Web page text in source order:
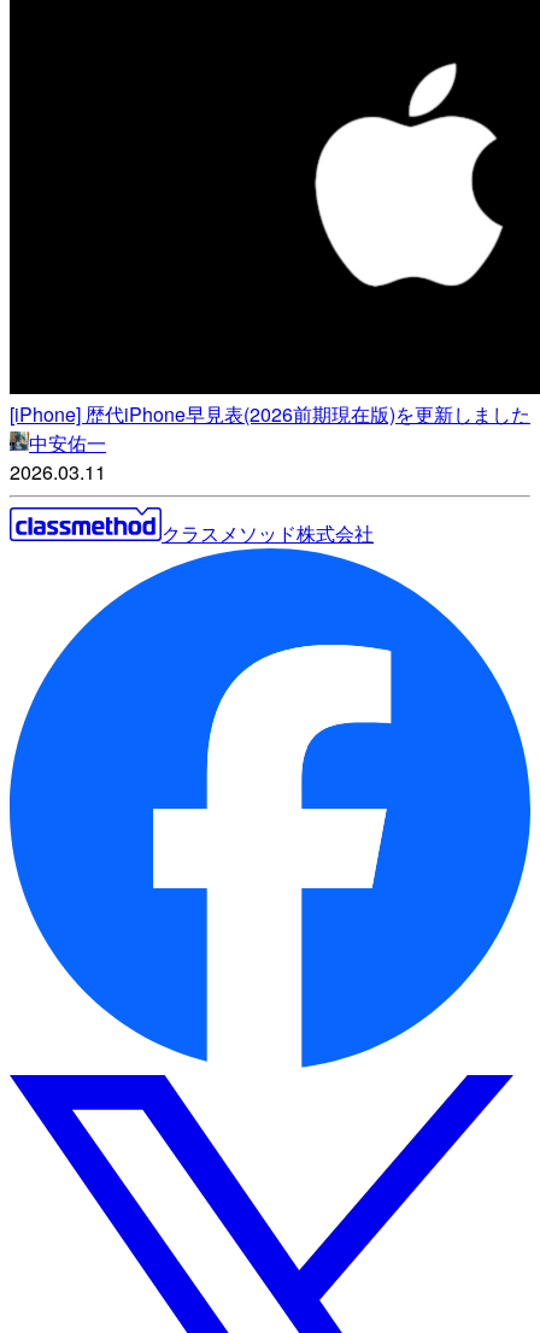
[iPhone] 歴代iPhone早見表(2026前期現在版)を更新しました
中安佑一
2026.03.11
クラスメソッド株式会社